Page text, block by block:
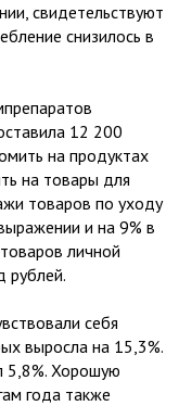
свидетельствуют
снизилось в
12 200
на продуктах
на товары для
товаров по уходу
и на 9% в
личной
рублей.
себя
выросла на 15,3%.
5,8%. Хорошую
года также